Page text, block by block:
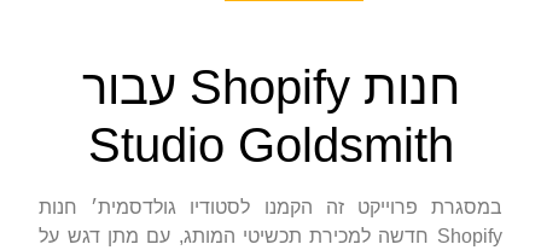
חנות Shopify עבור
Studio Goldsmith
במסגרת פרוייקט זה הקמנו לסטודיו גולדסמית׳ חנות
Shopify חדשה למכירת תכשיטי המותג, עם מתן דגש על